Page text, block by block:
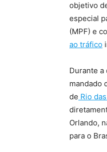
objetivo
especial
(MPF) e
ao tráfico
Durante a
mandado
de Rio
Orlando,
para o